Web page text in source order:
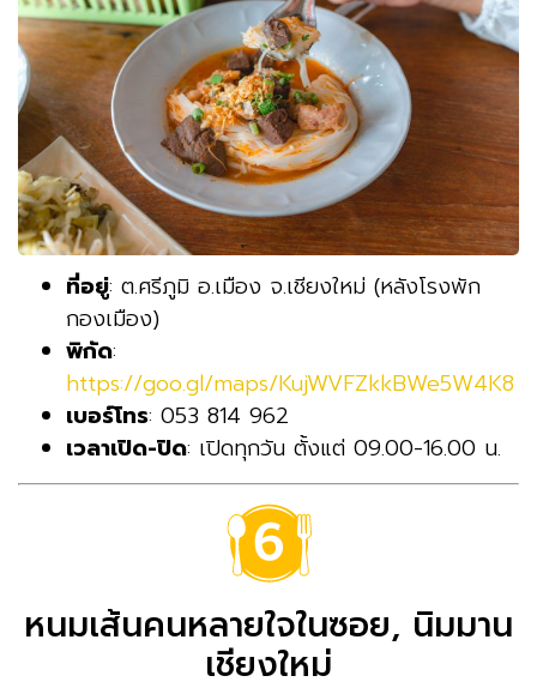
ที่อยู่: ต.ศรีภูมิ อ.เมือง จ.เชียงใหม่ (หลังโรงพัก
กองเมือง)
พิกัด:
https://goo.gl/maps/KujWVFZkkBWe5W4K8
เบอร์โทร: 053 814 962
เวลาเปิด-ปิด: เปิดทุกวัน ตั้งแต่ 09.00-16.00 น.
หนมเส้นคนหลายใจในซอย, นิมมาน
เชียงใหม่